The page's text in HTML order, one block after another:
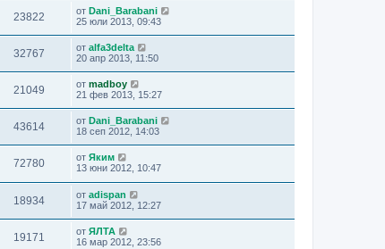
23822 от Dani_Barabani
25 юли 2013, 09:43
32767 от alfa3delta
20 апр 2013, 11:50
21049 от madboy
21 фев 2013, 15:27
43614 от Dani_Barabani
18 сеп 2012, 14:03
72780 от Яким
13 юни 2012, 10:47
18934 от adispan
17 май 2012, 12:27
19171 от ЯЛТА
16 мар 2012, 23:56